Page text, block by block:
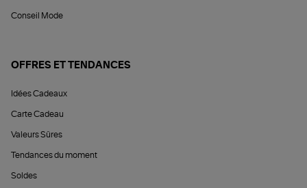
Conseil Mode
OFFRES ET TENDANCES
Idées Cadeaux
Carte Cadeau
Valeurs Sûres
Tendances du moment
Soldes